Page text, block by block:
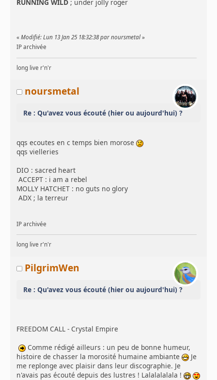
RUNNING WILD ; under jolly roger
«Modifié: Lun 13 Jan 25 18:32:38 par noursmetal»
IP archivée
long live r'n'r
noursmetal
Re : Qu'avez vous écouté (hier ou aujourd'hui) ?
qqs ecoutes en c temps bien morose
qqs vielleries
DIO : sacred heart
ACCEPT : i am a rebel
MOLLY HATCHET : no guts no glory
ADX ; la terreur
IP archivée
long live r'n'r
PilgrimWen
Re : Qu'avez vous écouté (hier ou aujourd'hui) ?
FREEDOM CALL - Crystal Empire
Comme rédigé ailleurs : un peu de bonne humeur,
histoire de chasser la morosité humaine ambiante
Je
me replonge avec plaisir dans leur discographie. Je
n'avais pas écouté depuis des lustres ! Lalalalalala !